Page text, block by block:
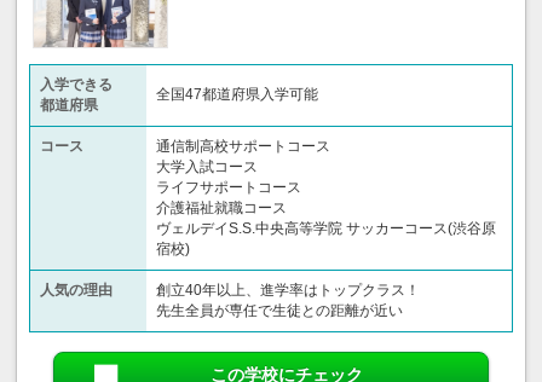
入学できる
都道府県
全国47都道府県入学可能
コース
通信制高校サポートコース
大学入試コース
ライフサポートコース
介護福祉就職コース
ヴェルデイS.S.中央高等学院 サッカーコース(渋谷原
宿校)
人気の理由
創立40年以上、進学率はトップクラス！
先生全員が専任で生徒との距離が近い
この学校にチェック